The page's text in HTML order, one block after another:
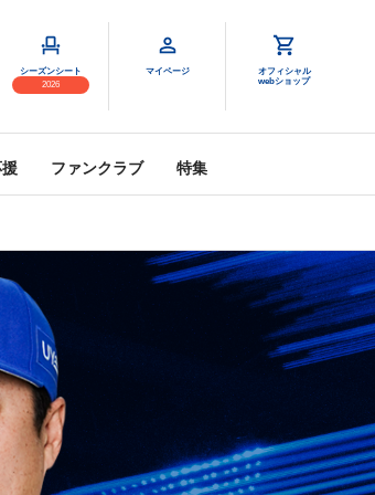
シーズンシート
2026
マイページ
オフィシャル
webショップ
ファンクラブ 特集